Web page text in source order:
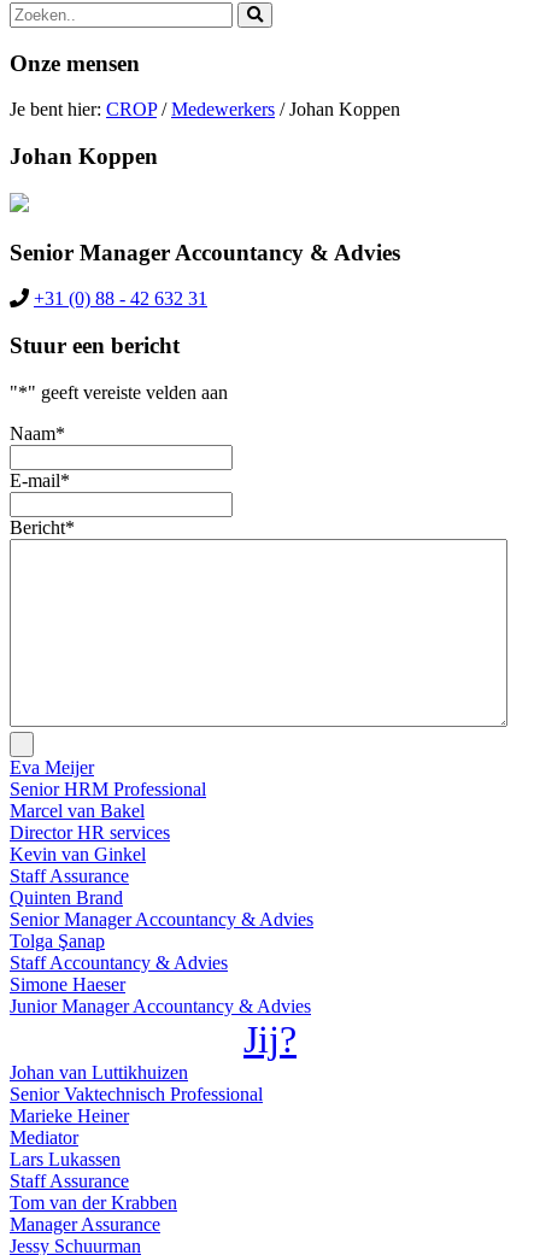
Zoek
naar:
Onze mensen
Je bent hier: CROP/Medewerkers /Johan Koppen
Johan Koppen
Senior Manager Accountancy & Advies
+31 (0) 88 - 42 632 31
Stuur een bericht
"*" geeft vereiste velden aan
Naam*
E-mail*
Bericht*
Eva Meijer
Senior HRM Professional
Marcel van Bakel
Director HR services
Kevin van Ginkel
Staff Assurance
Quinten Brand
Senior Manager Accountancy & Advies
Tolga Şanap
Staff Accountancy & Advies
Simone Haeser
Junior Manager Accountancy & Advies
Jij?
Johan van Luttikhuizen
Senior Vaktechnisch Professional
Marieke Heiner
Mediator
Lars Lukassen
Staff Assurance
Tom van der Krabben
Manager Assurance
Jessy Schuurman